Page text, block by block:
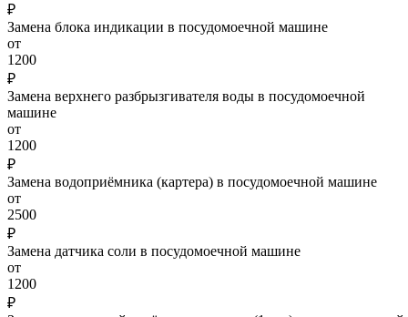
₽
Замена блока индикации в посудомоечной машине
от
1200
₽
Замена верхнего разбрызгивателя воды в посудомоечной
машине
от
1200
₽
Замена водоприёмника (картера) в посудомоечной машине
от
2500
₽
Замена датчика соли в посудомоечной машине
от
1200
₽